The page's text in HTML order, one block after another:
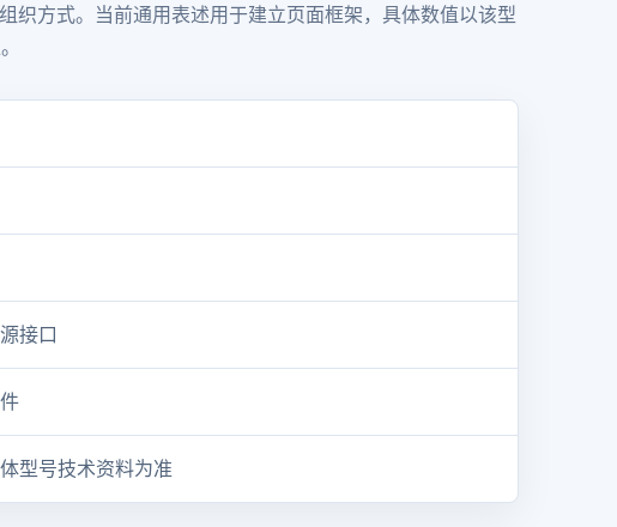
织方式。当前通用表述用于建立页面框架，具体数值以该型
接口
型号技术资料为准